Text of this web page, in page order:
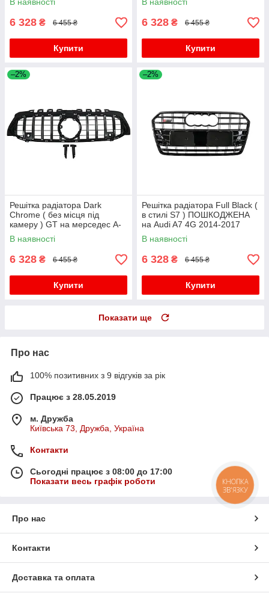
В наявності
6 328 ₴ 6 455 ₴
Купити
В наявності
6 328 ₴ 6 455 ₴
Купити
–2%
Решітка радіатора Dark
Chrome ( без місця під
камеру ) GT на мерседес A-
клас W177 2018-2022 року
В наявності
6 328 ₴ 6 455 ₴
Купити
–2%
Решітка радіатора Full Black (
в стилі S7 ) ПОШКОДЖЕНА
на Audi A7 4G 2014-2017
року
В наявності
6 328 ₴ 6 455 ₴
Купити
Показати ще
Про нас
100% позитивних з 9 відгуків за рік
Працює з 28.05.2019
м. Дружба
Київська 73, Дружба, Україна
Контакти
Сьогодні працює з 08:00 до 17:00
Показати весь графік роботи
Про нас
Контакти
Доставка та оплата
КНОПКА
ЗВ'ЯЗКУ